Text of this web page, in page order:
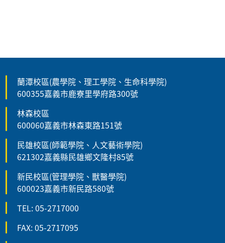
蘭潭校區(農學院、理工學院、生命科學院)
600355嘉義市鹿寮里學府路300號
林森校區
600060嘉義市林森東路151號
民雄校區(師範學院、人文藝術學院)
621302嘉義縣民雄鄉文隆村85號
新民校區(管理學院、獸醫學院)
600023嘉義市新民路580號
TEL: 05-2717000
FAX: 05-2717095